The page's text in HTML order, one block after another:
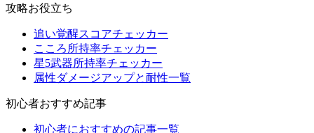
攻略お役立ち
追い覚醒スコアチェッカー
こころ所持率チェッカー
星5武器所持率チェッカー
属性ダメージアップと耐性一覧
初心者おすすめ記事
初心者におすすめの記事一覧